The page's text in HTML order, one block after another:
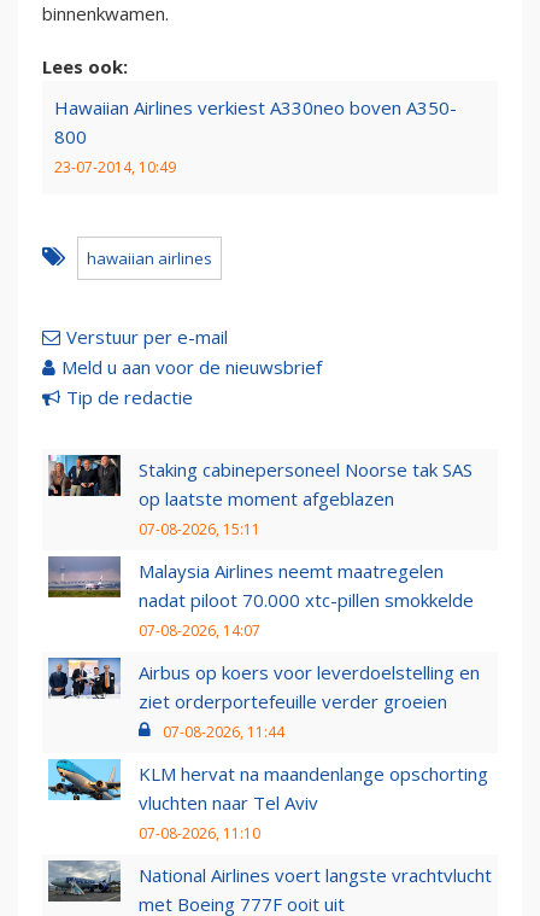
binnenkwamen.
Lees ook:
Hawaiian Airlines verkiest A330neo boven A350-
800
23-07-2014, 10:49
hawaiian airlines
Verstuur per e-mail
Meld u aan voor de nieuwsbrief
Tip de redactie
Staking cabinepersoneel Noorse tak SAS
op laatste moment afgeblazen
07-08-2026, 15:11
Malaysia Airlines neemt maatregelen
nadat piloot 70.000 xtc-pillen smokkelde
07-08-2026, 14:07
Airbus op koers voor leverdoelstelling en
ziet orderportefeuille verder groeien
07-08-2026, 11:44
KLM hervat na maandenlange opschorting
vluchten naar Tel Aviv
07-08-2026, 11:10
National Airlines voert langste vrachtvlucht
met Boeing 777F ooit uit